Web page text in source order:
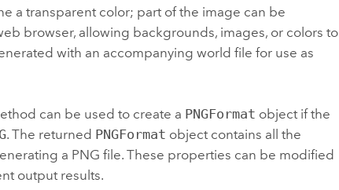
a transparent color; part of the image can be
browser, allowing backgrounds, images, or colors to
with an accompanying world file for use as
can be used to create a PNGFormat object if the
. The returned PNGFormat object contains all the
a PNG file. These properties can be modified
output results.